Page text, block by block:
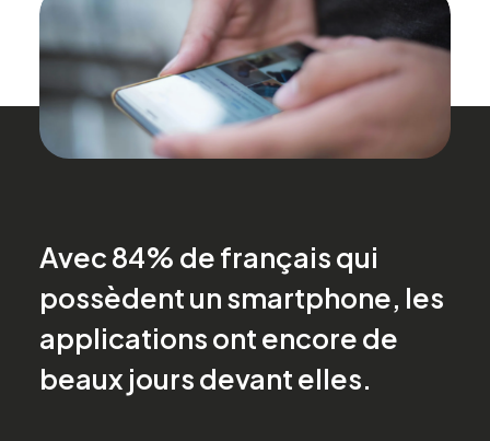
Avec 84% de français qui
possèdent un smartphone, les
applications ont encore de
beaux jours devant elles.